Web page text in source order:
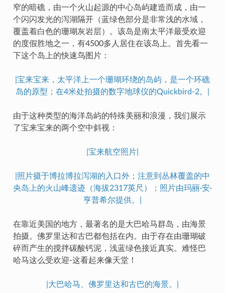
窄的暗礁，由一个火山起源的中心岛屿建造而成，由一
个闪闪发光的泻湖隔开（蓝绿色部分是非常浅的水域，
覆盖着白色的珊瑚灰岩层）。该岛是南太平洋最受欢迎
的度假胜地之一，有4500多人居住在该岛上。首先看一
下这个岛上的快速鸟图片：
|宝来宝来，太平洋上一个珊瑚环绕的岛屿，是一个环礁
岛的原型；在4米处拍摄的数字地球仪的Quickbird-2。|
由于这种类型的海洋岛屿的特殊美丽和浪漫，我们展示
了宝来宝来的两个空中斜视：
|宝来航空照片|
|照片摄于博拉博拉泻湖的入口外；注意到丛林覆盖的中
央岛上的火山峰遗迹（海拔2317英尺）；照片由玛丽·安·
亨普希尔提供。|
在靠近美国的地方，最著名的是大巴哈马群岛，由海景
拍摄。佛罗里达和古巴都包括在内。由于存在由珊瑚破
碎而产生的搅拌碳酸钙泥，浅蓝绿色接近真实。难怪巴
哈马这么受欢迎-这看起来像天堂！
|大巴哈马、佛罗里达和古巴的海景。|